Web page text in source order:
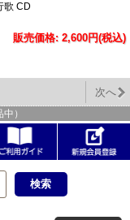
歌 CD
販売価格: 2,600円(税込)
次へ
）